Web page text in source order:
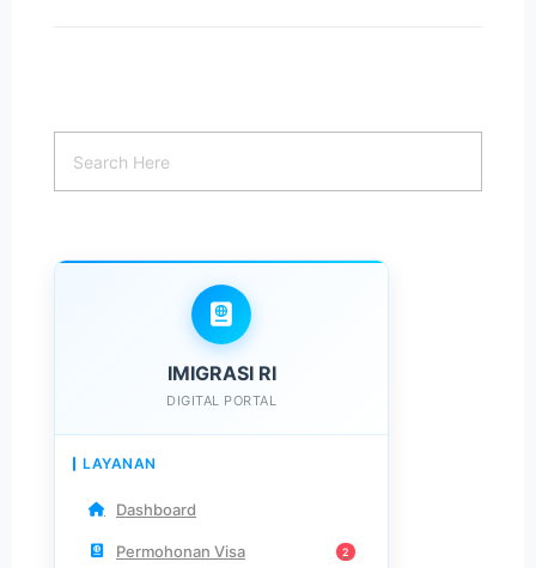
IMIGRASI RI
DIGITAL PORTAL
LAYANAN
Dashboard
Permohonan Visa 2